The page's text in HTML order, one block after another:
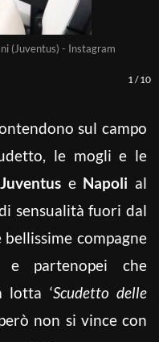
(Juventus) - Instagram
1 /10
sul campo
le mogli e le
Juventuse Napoli al
sensualità fuori dal
compagne
e partenopei che
lotta ‘Scudetto delle
non si vince con